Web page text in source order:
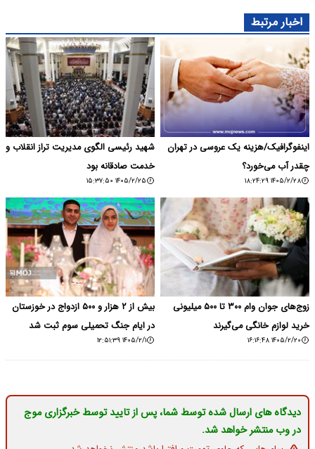
اخبار مرتبط
اینفوگرافیک/هزینه‌ یک عروسی در تهران
چقدر آب می‌خورد؟
۱۴۰۵/۲/۲۸ ۱۸:۲۴:۲۹
شهید رئیسی الگوی مدیریت تراز انقلاب و
خدمت صادقانه بود
۱۴۰۵/۲/۲۵ ۱۵:۳۷:۵۰
زوج‌های جوان وام ۳۰۰ تا ۵۰۰ میلیونی
خرید لوازم خانگی می‌گیرند
۱۴۰۵/۲/۲۰ ۱۶:۱۶:۴۸
بیش از ۲ هزار و ۵۰۰ ازدواج در خوزستان
در ایام جنگ تحمیلی سوم ثبت شد
۱۴۰۵/۲/۱ ۱۲:۵۱:۳۹
دیدگاه های ارسال شده توسط شما، پس از تایید توسط خبرگزاری موج
در وب منتشر خواهد شد.